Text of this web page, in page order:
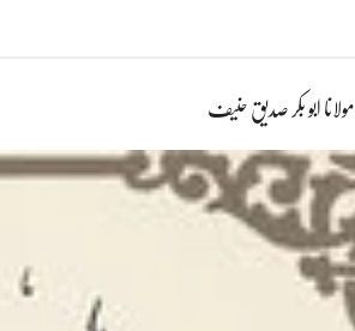
مولانا ابو بکر صدیق حنیف